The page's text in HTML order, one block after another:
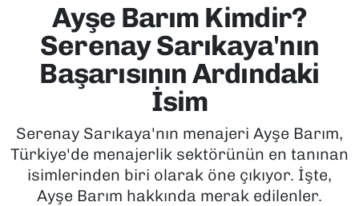
Ayşe Barım Kimdir?
Serenay Sarıkaya'nın
Başarısının Ardındaki
İsim
Serenay Sarıkaya'nın menajeri Ayşe Barım,
Türkiye'de menajerlik sektörünün en tanınan
isimlerinden biri olarak öne çıkıyor. İşte,
Ayşe Barım hakkında merak edilenler.
EKONOMİ
KÜLTÜR SANAT
POLİTİKA
SAĞLIK
Tüm Manşetler
Son Dakika Haberleri